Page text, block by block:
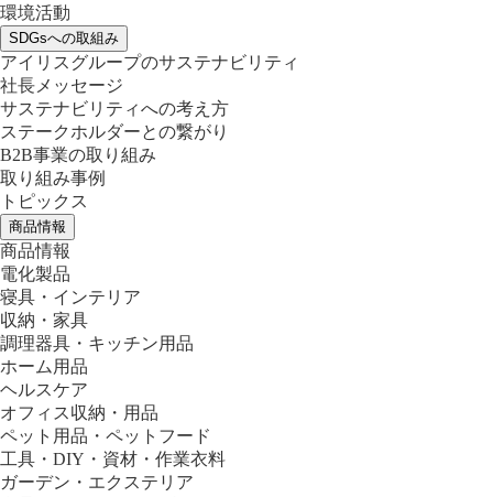
環境活動
SDGsへの取組み
アイリスグループのサステナビリティ
社長メッセージ
サステナビリティへの考え方
ステークホルダーとの繋がり
B2B事業の取り組み
取り組み事例
トピックス
商品情報
商品情報
電化製品
寝具・インテリア
収納・家具
調理器具・キッチン用品
ホーム用品
ヘルスケア
オフィス収納・用品
ペット用品・ペットフード
工具・DIY・資材・作業衣料
ガーデン・エクステリア